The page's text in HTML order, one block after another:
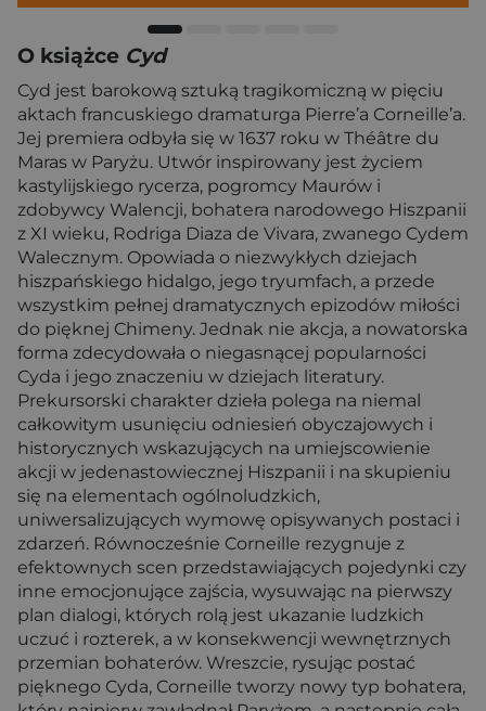
O książce Cyd
Cyd jest barokową sztuką tragikomiczną w pięciu
aktach francuskiego dramaturga Pierre’a Corneille’a.
Jej premiera odbyła się w 1637 roku w Théâtre du
Maras w Paryżu. Utwór inspirowany jest życiem
kastylijskiego rycerza, pogromcy Maurów i
zdobywcy Walencji, bohatera narodowego Hiszpanii
z XI wieku, Rodriga Diaza de Vivara, zwanego Cydem
Walecznym. Opowiada o niezwykłych dziejach
hiszpańskiego hidalgo, jego tryumfach, a przede
wszystkim pełnej dramatycznych epizodów miłości
do pięknej Chimeny. Jednak nie akcja, a nowatorska
forma zdecydowała o niegasnącej popularności
Cyda i jego znaczeniu w dziejach literatury.
Prekursorski charakter dzieła polega na niemal
całkowitym usunięciu odniesień obyczajowych i
historycznych wskazujących na umiejscowienie
akcji w jedenastowiecznej Hiszpanii i na skupieniu
się na elementach ogólnoludzkich,
uniwersalizujących wymowę opisywanych postaci i
zdarzeń. Równocześnie Corneille rezygnuje z
efektownych scen przedstawiających pojedynki czy
inne emocjonujące zajścia, wysuwając na pierwszy
plan dialogi, których rolą jest ukazanie ludzkich
uczuć i rozterek, a w konsekwencji wewnętrznych
przemian bohaterów. Wreszcie, rysując postać
pięknego Cyda, Corneille tworzy nowy typ bohatera,